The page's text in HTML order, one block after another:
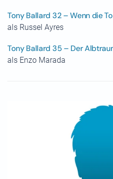
Tony Ballard 32 – Wenn die
als Russel Ayres
Tony Ballard 35 – Der
als Enzo Marada